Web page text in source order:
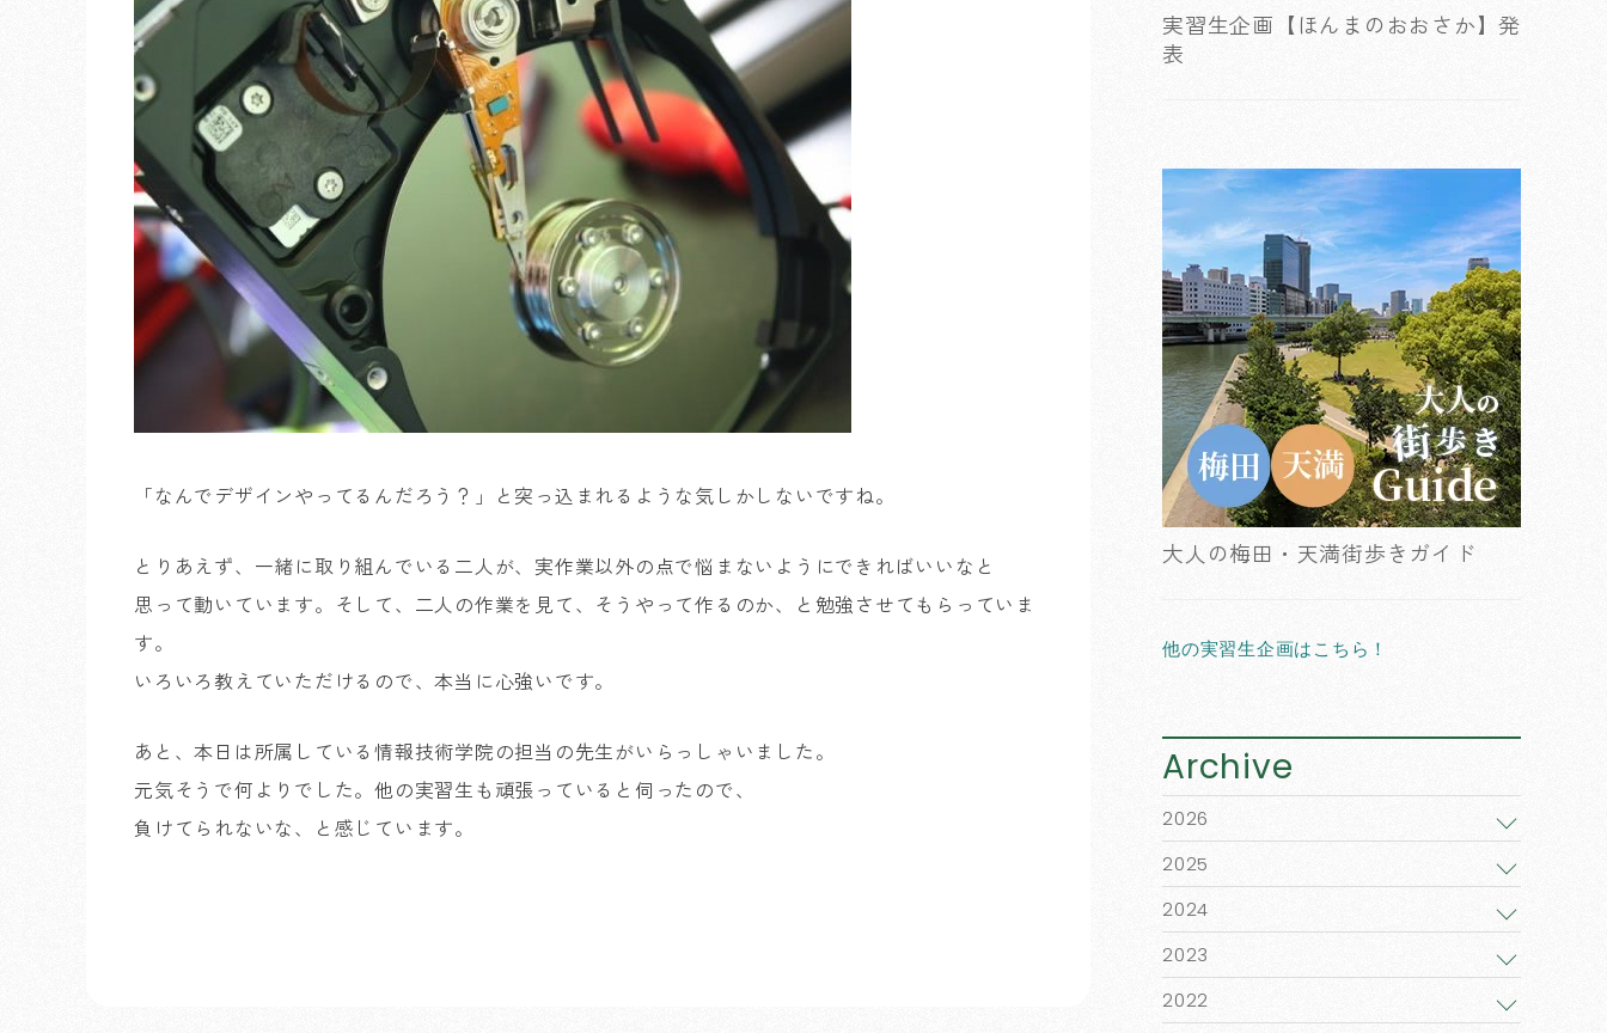
「なんでデザインやってるんだろう？」と突っ込まれるような気しかしないですね。
とりあえず、一緒に取り組んでいる二人が、実作業以外の点で悩まないようにできればいいなと
思って動いています。そして、二人の作業を見て、そうやって作るのか、と勉強させてもらっていま
す。
いろいろ教えていただけるので、本当に心強いです。
あと、本日は所属している情報技術学院の担当の先生がいらっしゃいました。
元気そうで何よりでした。他の実習生も頑張っていると伺ったので、
負けてられないな、と感じています。
実習生企画【ほんまのおおさか】発
表
大人の梅田・天満街歩きガイド
他の実習生企画はこちら！
Archive
2026
2025
2024
2023
2022